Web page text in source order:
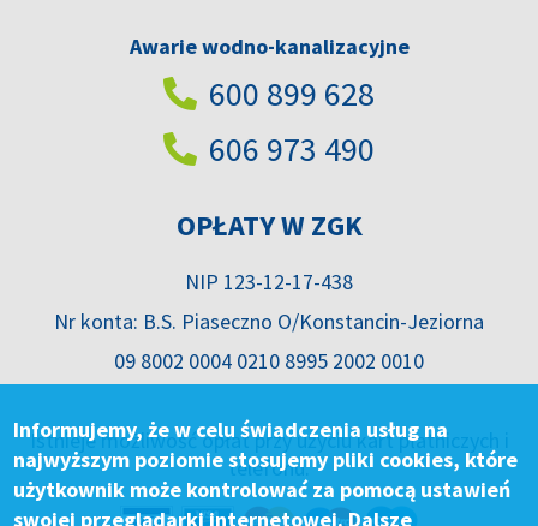
Informujemy, że w celu świadczenia usług na
najwyższym poziomie stosujemy pliki cookies, które
użytkownik może kontrolować za pomocą ustawień
swojej przeglądarki internetowej. Dalsze
Awarie wodno-kanalizacyjne
600 899 628
606 973 490
OPŁATY W ZGK
NIP 123-12-17-438
Nr konta: B.S. Piaseczno O/Konstancin-Jeziorna
09 8002 0004 0210 8995 2002 0010
Istnieje możliwość opłat przy użyciu kart płatniczych i
telefonu.